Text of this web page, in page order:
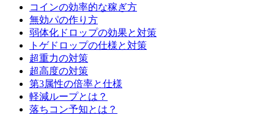
コインの効率的な稼ぎ方
無効パの作り方
弱体化ドロップの効果と対策
トゲドロップの仕様と対策
超重力の対策
超高度の対策
第3属性の倍率と仕様
軽減ループとは？
落ちコン予知とは？